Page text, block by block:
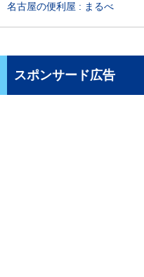
名古屋の便利屋 : まるべ
スポンサード広告